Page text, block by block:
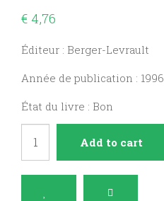
€ 4,76
Éditeur : Berger-Levrault
Année de publication : 1996
État du livre : Bon
n°107
Add to cart